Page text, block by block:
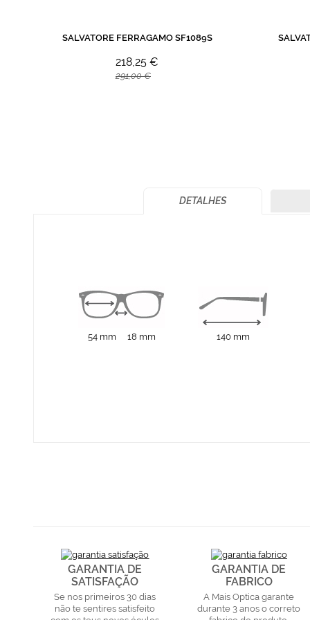
SALVATORE FERRAGAMO SF1089S
218,25 €
291,00 €
DETALHES
54 mm 18 mm 140 mm
GARANTIA DE
SATISFAÇÃO
Se nos primeiros 30 dias
não te sentires satisfeito
GARANTIA DE
FABRICO
A Mais Optica garante
durante 3 anos o correto